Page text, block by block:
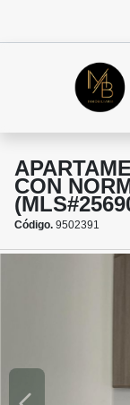
CON
Código. 9502391